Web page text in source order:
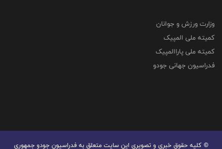
وزارت ورزش و جوانان
کمیته ملی المپیک
کمیته ملی پاراالمپیک
فدراسیون جهانی جودو
© کليه حقوق خبری و تصويری اين سايت متعلق به فدراسیون جودو جمهوری